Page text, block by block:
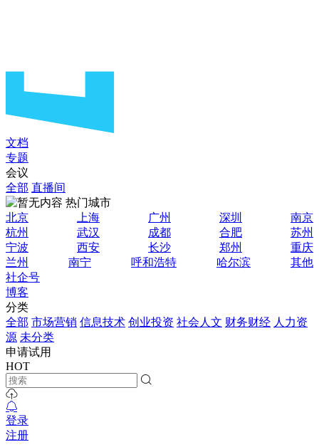
文档
专题
会议
全部 直播间
热门城市
北京
上海 广州 深圳
南京
杭州
武汉 成都 合肥
苏州
宁波
西安 长沙 郑州
重庆
兰州
南宁 呼和浩特 哈尔滨
其他
社企号
博客
分类
全部 市场营销 信息技术 创业投资 社会人文 财务财经 人力资
源 未分类
申请试用
HOT
登录
注册